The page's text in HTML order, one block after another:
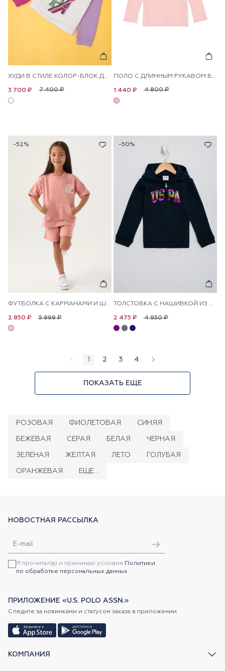
ХУДИ В СТИЛЕ КОЛОР-БЛОК ДЛЯ ДЕВОЧЕК
7 400 ₽
3 700 ₽
ПОЛО С ДЛИННЫМ РУКАВОМ БАЗОВОЕ ДЛЯ ДЕВОЧЕК
4 800 ₽
1 440 ₽
-52%
ФУТБОЛКА С КАРМАНАМИ И ШОРТЫ ДЛЯ ДЕВОЧЕК
5 999 ₽
2 850 ₽
-50%
ТОЛСТОВКА С НАШИВКОЙ ИЗ ПАЙЕТОК ДЛЯ ДЕВОЧЕК
4 950 ₽
2 475 ₽
1 2 3 4
ПОКАЗАТЬ ЕЩЕ
РОЗОВАЯ ФИОЛЕТОВАЯ СИНЯЯ
БЕЖЕВАЯ СЕРАЯ БЕЛАЯ ЧЕРНАЯ
ЗЕЛЕНАЯ ЖЕЛТАЯ ЛЕТО ГОЛУБАЯ
ОРАНЖЕВАЯ ЕЩЕ...
КОМПАНИЯ
НОВОСТНАЯ РАССЫЛКА
Я прочитал(а) и принимаю условия Политики
по обработке персональных данных
ПРИЛОЖЕНИЕ «U.S. POLO ASSN.»
Следите за новинками и статусом заказа в приложении